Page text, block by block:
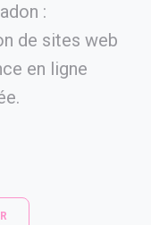
:
de sites web
en ligne